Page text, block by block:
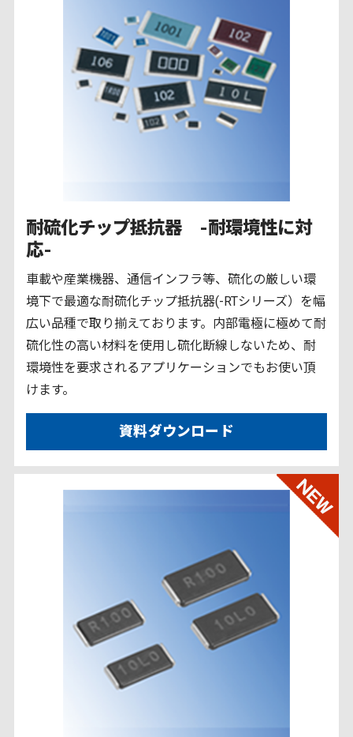
耐硫化チップ抵抗器 -耐環境性に対
応-
車載や産業機器、通信インフラ等、硫化の厳しい環
境下で最適な耐硫化チップ抵抗器(-RTシリーズ）を幅
広い品種で取り揃えております。内部電極に極めて耐
硫化性の高い材料を使用し硫化断線しないため、耐
環境性を要求されるアプリケーションでもお使い頂
けます。
資料ダウンロード